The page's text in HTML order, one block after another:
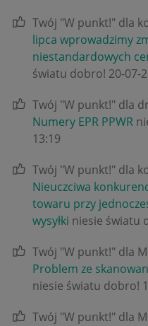
Twój "W punkt!" dla
lipca wprowadzimy
niestandardowych
światu dobro! ‎20-07-
Twój "W punkt!" dla
Numery EPR PPWR
13:19
Twój "W punkt!" dla
Nieuczciwa
towaru przy
wysyłki niesie światu
Twój "W punkt!" dla
Problem ze
niesie światu dobro!
Twój "W punkt!" dla